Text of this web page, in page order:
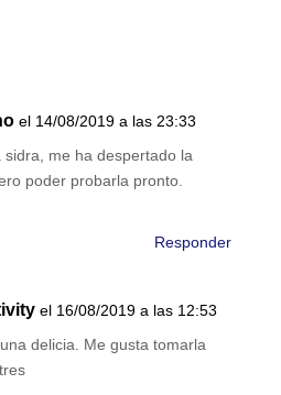
el 14/08/2019 a las 23:33
sidra, me ha despertado la
poder probarla pronto.
Responder
el 16/08/2019 a las 12:53
delicia. Me gusta tomarla